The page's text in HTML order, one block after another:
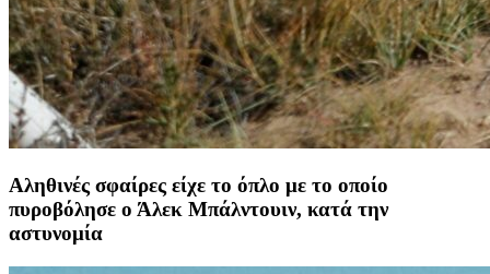
Αληθινές σφαίρες είχε το όπλο με το οποίο
πυροβόλησε ο Άλεκ Μπάλντουιν, κατά την
αστυνομία